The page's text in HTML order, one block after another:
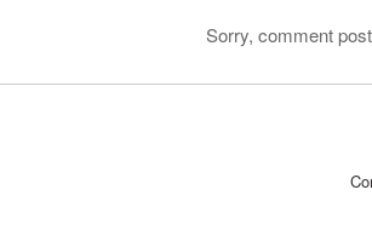
Sorry, comment